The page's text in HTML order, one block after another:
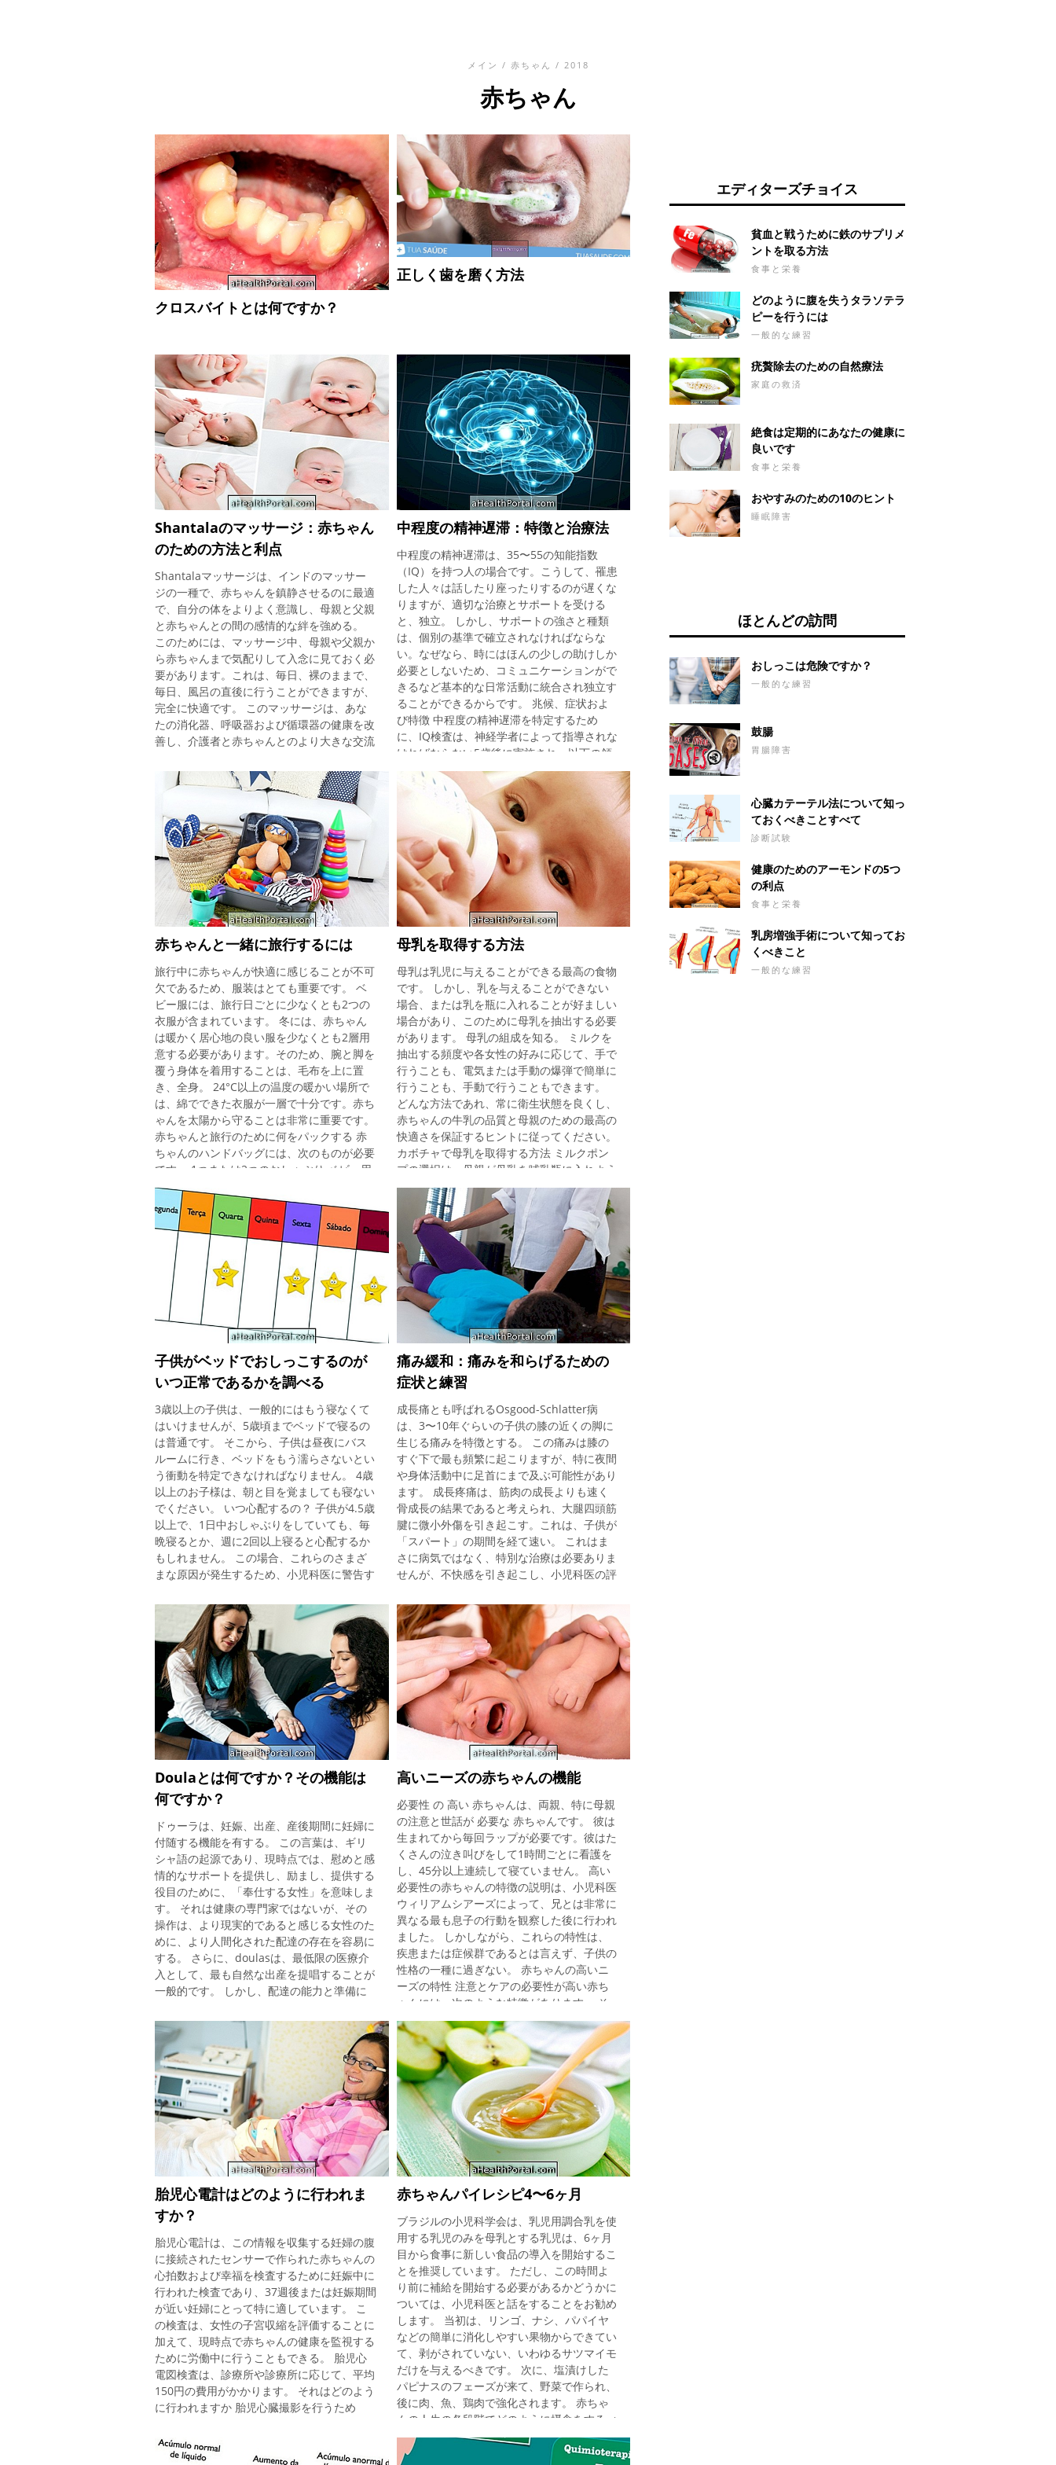
メイン / 赤ちゃん / 2018
赤ちゃん
クロスバイトとは何ですか？
正しく歯を磨く方法
Shantalaのマッサージ：赤ちゃん
のための方法と利点
Shantalaマッサージは、インドのマッサー
ジの一種で、赤ちゃんを鎮静させるのに最適
で、自分の体をよりよく意識し、母親と父親
と赤ちゃんとの間の感情的な絆を強める。
このためには、マッサージ中、母親や父親か
ら赤ちゃんまで気配りして入念に見ておく必
要があります。これは、毎日、裸のままで、
毎日、風呂の直後に行うことができますが、
完全に快適です。 このマッサージは、あな
たの消化器、呼吸器および循環器の健康を改
善し、介護者と赤ちゃんとのより大きな交流
赤ちゃんに発生させます。 このマッサージ
は、赤ちゃんが受容性である、つまり、空腹
でなく、汚い、または不快である限り、生後
1ヶ月から行うことができます。 あなたはこ
のマッサージを行うのが最も便利な瞬間を選
ぶことができます。マッサージがすべて
100％である間は、テレビや携帯電話を見な
いことが重要です。 シャンタラマッサージ
の作り方 マッサージを始める前に、甘いア
ーモンドやブドウの種子である手のひらにマ
ッサージオイルを入れ、手でこすって少し温
めると次のステップに従ってください：
顔： あなたの目の前に赤ちゃんを置き、あ
なたの顔に小さな水平線をトレースし、あな
たの頬をマッサージし、あなたの目の角の近
くに円形の動きを作る。 胸： 赤ちゃんの胸
の中央から脇の下に手をスライドさせます。
胴体： 優しいタッチで、腹部から肩
中程度の精神遅滞：特徴と治療法
中程度の精神遅滞は、35〜55の知能指数
（IQ）を持つ人の場合です。こうして、罹患
した人々は話したり座ったりするのが遅くな
りますが、適切な治療とサポートを受ける
と、独立。 しかし、サポートの強さと種類
は、個別の基準で確立されなければならな
い。なぜなら、時にはほんの少しの助けしか
必要としないため、コミュニケーションがで
きるなど基本的な日常活動に統合され独立す
ることができるからです。 兆候、症状およ
び特徴 中程度の精神遅滞を特定するため
に、IQ検査は、神経学者によって指導されな
ければならない5歳後に実施され、以下の領
域の少なくとも2つに現れなければならな
い。 コミュニケーション、自己ケア、社会
的/対人関係のスキル、 自己志向、学校のパ
フォーマンス、仕事、レジャー、健康と安
全。 IQは85歳以上で正常とみなされ、70歳
未満では精神遅滞とみなされます。子供また
は乳幼児がこれらの徴候を示しているがまだ
5歳に達していない場合、発達遅延を示すと
言わなければなりませんしかし、これは、精
神運動発達の遅れを有する全ての子供がある
程度の精神遅滞を有することを意味するもの
ではない。 何が原因なの？ 中程度の精神遅
滞の原因は、常に特定することはできません
が、関連する可能性があります： ダウン症
候群または二分脊椎のような遺伝的変化; 先
天性疾患のため。 あなたの妊娠中の薬物、
薬物、アルコール乱用の使用。 中枢神
赤ちゃんと一緒に旅行するには
旅行中に赤ちゃんが快適に感じることが不可
欠であるため、服装はとても重要です。 ベ
ビー服には、旅行日ごとに少なくとも2つの
衣服が含まれています。 冬には、赤ちゃん
は暖かく居心地の良い服を少なくとも2層用
意する必要があります。そのため、腕と脚を
覆う身体を着用することは、毛布を上に置
き、全身。 24°C以上の温度の暖かい場所で
は、綿でできた衣服が一層で十分です。赤ち
ゃんを太陽から守ることは非常に重要です。
赤ちゃんと旅行のために何をパックする 赤
ちゃんのハンドバッグには、次のものが必要
です。 1つまたは2つのおしゃぶり ベビー用
品 1つまたは2つの毛布 車や飛行機のゴミ袋
ボトル、粉ミルク、温水 温度計 赤ちゃん、
スプーン、グラスのレディー・ミール 生理
学的血清 水 おもちゃ＆趣味 ナプキン+ワイ
プ 帽子、日焼け止め、防虫剤 可能であれ
ば、使い捨て可能な赤ちゃん 小児科医によ
って処方された救済 使い捨ておむつ+ラッシ
ュクリーム ベビー服、靴、靴下 このリスト
に加えて、赤ちゃんが旅行の前夜によく眠っ
て、興奮とストレスを減らし、静かに旅行す
るように、できる限りすべてを行うことが重
要です。 一部の旅行先では特別なワクチン
が必要な場合がありますので、旅行前に小児
科医に相談してください。 車で赤ちゃんと
一緒に旅行するには、小さな椅子を使用する
プッシュチェアを使用することは、両親や介
護者が赤ちゃんと
母乳を取得する方法
母乳は乳児に与えることができる最高の食物
です。 しかし、乳を与えることができない
場合、または乳を瓶に入れることが好ましい
場合があり、このために母乳を抽出する必要
があります。 母乳の組成を知る。 ミルクを
抽出する頻度や各女性の好みに応じて、手で
行うことも、電気または手動の爆弾で簡単に
行うことも、手動で行うこともできます。
どんな方法であれ、常に衛生状態を良くし、
赤ちゃんの牛乳の品質と母親のための最高の
快適さを保証するヒントに従ってください。
カボチャで母乳を取得する方法 ミルクポン
プの選択は、母親が母乳を哺乳瓶に入れよう
としている頻度に関連しています。 したが
って、母親が週に1〜2回、哺乳瓶に牛乳を与
えたい場合は、手動ポンプを使用してくださ
い。しかし、もっと欲しがっている場合は、
電動ミキサーを備えた電動ポンプを使用して
くださいより効率的にミルクを抽出すること
ができます。 手動ポンプ 電動ポンプ 1.手動
爆弾 市場には、その使用方法が多少異なる
ハンドピースがいくつかあります。 しか
し、ほとんどの場合、乳頭を乳房の上に置
き、乳首が適切にトンネルの中央に位置する
ようにし、親指と人差し指で乳房を保持し、
乳房を手のひらの上に置き、ポンプの指示に
従って抽出プロセスを開始するだけでよい。
2. Electric Bombilla 電気爆弾は、女性が仕
事をするために使いやすく、両方の胸に同時
に出血が発
子供がベッドでおしっこするのが
いつ正常であるかを調べる
3歳以上の子供は、一般的にはもう寝なくて
はいけませんが、5歳頃までベッドで寝るの
は普通です。 そこから、子供は昼夜にバス
ルームに行き、ベッドをもう濡らさないとい
う衝動を特定できなければなりません。 4歳
以上のお子様は、朝と目を覚ましても寝ない
でください。 いつ心配するの？ 子供が4.5歳
以上で、1日中おしゃぶりをしていても、毎
晩寝るとか、週に2回以上寝ると心配するか
もしれません。 この場合、これらのさまざ
まな原因が発生するため、小児科医に警告す
時から体液をたくさん取って寝る前におしっ
こすることではありません。別の一般的な原
因は、子供が気になり、恐れがあり、ベッド
から出てバスルームに行くことを望んでいな
いことです。小児尿失禁の一種である夜間睡
眠と呼ばれる状況により、寝床の濡れが引き
起こされる可能性がある。 子供はベッドの
ぬれのために責められるべきではありません
が、
痛み緩和：痛みを和らげるための
症状と練習
成長痛とも呼ばれるOsgood-Schlatter病
は、3〜10年ぐらいの子供の膝の近くの脚に
生じる痛みを特徴とする。 この痛みは膝の
すぐ下で最も頻繁に起こりますが、特に夜間
や身体活動中に足首にまで及ぶ可能性があり
ます。 成長疼痛は、筋肉の成長よりも速く
骨成長の結果であると考えられ、大腿四頭筋
腱に微小外傷を引き起こす。これは、子供が
「スパート」の期間を経て速い。 これはま
さに病気ではなく、特別な治療は必要ありま
せんが、不快感を引き起こし、小児科医の評
けで膝の近くの痛みの発症ですが、腕の中で
この同じ痛みを経験する子供もいますが、同
時に頭痛があります。 症状 成長の痛みは、
特に子供が身体活動をしたり、ジャンプした
り、ジャンプしたりした後、痛みや不快感を
引き起こします。 機能は次のとおりです。
足の前、膝の近くの痛み（より一般的）; 肘
の近くの腕の痛み（あまり一般的ではな
い）。 頭痛があるかもしれません。 これら
の場所の痛みは、通常、1週間続き、その後
数週間は完全に消えてから再発します。 こ
のサイクルは、小児期および思春期に繰り返
されることがあります。 通常、医師は、子
供の性格を観察し、苦情を聞くだけで診断を
行いますが、検査を行う必要はほとんどあり
ませんが、医師はX線検査や血液検査を依頼
して、他の疾患や骨折例えば、 膝と脚の痛
みと戦う方法 治療の一環
Doulaとは何ですか？その機能は
何ですか？
ドゥーラは、妊娠、出産、産後期間に妊婦に
付随する機能を有する。 この言葉は、ギリ
シャ語の起源であり、現時点では、慰めと感
情的なサポートを提供し、励まし、提供する
役目のために、「奉仕する女性」を意味しま
す。 それは健康の専門家ではないが、その
操作は、より現実的であると感じる女性のた
めに、より人間化された配達の存在を容易に
する。 さらに、doulasは、最低限の医療介
入として、最も自然な出産を提唱することが
一般的です。 しかし、配達の能力と準備に
赤ちゃんの健康を危険にさらす状況が生じた
場合に介入するための十分な知識がないた
め、出産しないことが推奨されます産科医、
小児科医、看護師などの医療専門家の存在は
ありません。 病院内でさえ、どのような女
性が人間的な配達を受けることができるかを
調べる。 その機能は何ですか？ ドゥーラの
主な機能は次のとおりです。 ガイドライン
を提示し、出産の準備を容易にする。 正常
な出産を促す。 疑いを取り除き、新生児と
のカップルの誕生と生活に関連する不安を減
らすために; ポジションやマッサージを通し
て痛みを和らげる方法を提案する。 出産
前、出産中、出産後に感情的なサポートを提
供する。 赤ちゃんの最初のケアに関するサ
ポートと支援。 このように、家庭と病院の
両方でのドゥーラの存在は、穏やかで歓迎的
な環境を促進するだけでなく、妊娠不安
高いニーズの赤ちゃんの機能
必要性 の 高い 赤ちゃんは、両親、特に母親
の注意と世話が 必要な 赤ちゃんです。 彼は
生まれてから毎回ラップが必要です。彼はた
くさんの泣き叫びをして1時間ごとに看護を
し、45分以上連続して寝ていません。 高い
必要性の赤ちゃんの特徴の説明は、小児科医
ウィリアムシアーズによって、兄とは非常に
異なる最も息子の行動を観察した後に行われ
ました。 しかしながら、これらの特性は、
疾患または症候群であるとは言えず、子供の
性格の一種に過ぎない。 赤ちゃんの高いニ
ーズの特性 注意とケアの必要性が高い赤ち
ゃんには、次のような特徴があります。 そ
れは大いに泣いています： 泣き声は大声で
強く、20〜30分の小さな間隔で事実上一日
中続くことができます。 両親は、泣いても
病気に罹っていると最初は思っているのが一
般的です。これは、多くの小児科医や検査に
つながり、すべての結果は正常です。 睡眠
不足 ： 通常、この赤ちゃんは45分以上連続
して寝ることはなく、いつも眠りにつくよう
に泣きながら起きます。 赤ちゃんが1時間以
上過ぎても泣くのを止めず、過度の泣き声が
脳の損傷を引き起こし、不安や不信などの子
供の性格に痕跡を残すことがあることを研究
しているため、 。 筋肉は常に収縮していま
す が、赤ちゃんは泣いていませんが、体調
が非常に強く、筋肉が常に硬くて手がきつく
閉じていることを示し、不満と何かを取り除
きたいという希望を示し
胎児心電計はどのように行われま
すか？
胎児心電計は、この情報を収集する妊婦の腹
に接続されたセンサーで作られた赤ちゃんの
心拍数および幸福を検査するために妊娠中に
行われた検査であり、37週後または妊娠期間
が近い妊婦にとって特に適しています。 こ
の検査は、女性の子宮収縮を評価することに
加えて、現時点で赤ちゃんの健康を監視する
ために労働中に行うこともできる。 胎児心
電図検査は、診療所や診療所に応じて、平均
150円の費用がかかります。 それはどのよう
に行われますか 胎児心臓撮影を行うため
の腹の上にあるストラップによって固定さ
れ、赤ちゃんの心臓の鼓動、運動、または子
赤ちゃんパイレシピ4〜6ヶ月
ブラジルの小児科学会は、乳児用調合乳を使
用する乳児のみを母乳とする乳児は、6ヶ月
目から食事に新しい食品の導入を開始するこ
とを推奨しています。 ただし、この時間よ
り前に補給を開始する必要があるかどうかに
ついては、小児科医と話をすることをお勧め
します。 当初は、リンゴ、ナシ、パパイヤ
などの簡単に消化しやすい果物からできてい
て、剥がされていない、いわゆるサツマイモ
だけを与えるべきです。 次に、塩漬けした
パピナスのフェーズが来て、野菜で作られ、
後に肉、魚、鶏肉で強化されます。 赤ちゃ
んの人生の各段階でどのように摂食をするべ
きかを見てください。 スウィートアップル
またはナシナシ 彼らはよく洗って新鮮であ
エディターズチョイス
貧血と戦うために鉄のサプリメ
ントを取る方法
食事と栄養
どのように腹を失うタラソテラ
ピーを行うには
一般的な練習
疣贅除去のための自然療法
家庭の救済
絶食は定期的にあなたの健康に
良いです
食事と栄養
おやすみのための10のヒント
睡眠障害
ほとんどの訪問
おしっこは危険ですか？
一般的な練習
鼓腸
胃腸障害
心臓カテーテル法について知っ
ておくべきことすべて
診断試験
健康のためのアーモンドの5つ
の利点
食事と栄養
乳房増強手術について知ってお
くべきこと
一般的な練習